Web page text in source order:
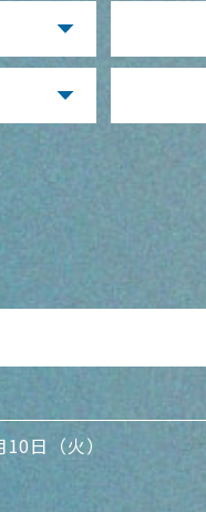
日（火）